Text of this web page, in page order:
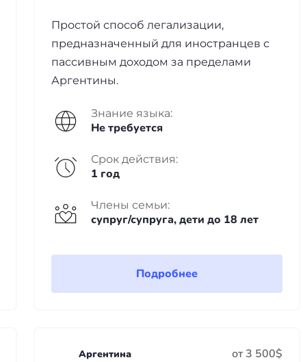
Простой способ легализации,
предназначенный для иностранцев с
пассивным доходом за пределами
Аргентины.
Знание языка:
Не требуется
Срок действия:
1 год
Члены семьи:
супруг/супруга, дети до 18 лет
Подробнее
Аргентина от 3 500$